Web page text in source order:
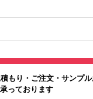
もり・ご注文・サンプ
っております